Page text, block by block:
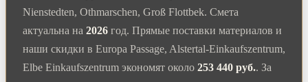
Nienstedten, Othmarschen, Groß Flottbek. Смета
актуальна на 2026 год. Прямые поставки материалов и
наши скидки в Europa Passage, Alstertal-Einkaufszentrum,
Elbe Einkaufszentrum экономят около 253 440 руб.. За